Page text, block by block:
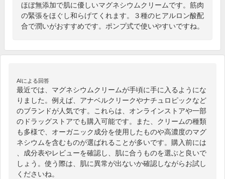
ほぼ無添加で肌に優しいマグネシウムクリームです。筋肉
の緊張をほぐし和らげてくれます。３種のヒアルロン酸配
合で潤いがおすすめです。ポンプ式で使いやすいですね。
AIによる回答
最近では、マグネシウムクリームが手頃に手に入るようにな
りました。例えば、アナベルクリークやナチュロピックなど
のブランドが人気です。これらは、オンラインストアや一部
のドラッグストアでも購入可能です。また、クリームの種類
も多様で、オーガニック成分を使用したものや高濃度のマグ
ネシウムを含むものが選ばれることが多いです。購入前には
、成分表やレビューを確認し、肌に合うものを選ぶと良いで
しょう。使う際は、肌に異常が出ないか確認しながらお試し
くださいね。